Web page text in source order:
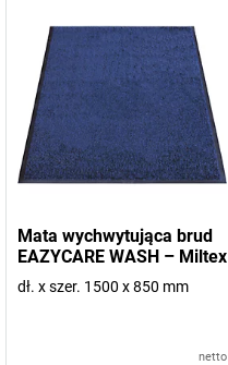
Mata wychwytująca brud
EAZYCARE WASH – Miltex
dł. x szer. 1500 x 850 mm
netto